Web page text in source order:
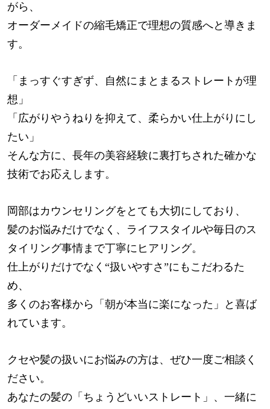
がら、
オーダーメイドの縮毛矯正で理想の質感へと導きま
す。
「まっすぐすぎず、自然にまとまるストレートが理
想」
「広がりやうねりを抑えて、柔らかい仕上がりにし
たい」
そんな方に、長年の美容経験に裏打ちされた確かな
技術でお応えします。
岡部はカウンセリングをとても大切にしており、
髪のお悩みだけでなく、ライフスタイルや毎日のス
タイリング事情まで丁寧にヒアリング。
仕上がりだけでなく“扱いやすさ”にもこだわるた
め、
多くのお客様から「朝が本当に楽になった」と喜ば
れています。
クセや髪の扱いにお悩みの方は、ぜひ一度ご相談く
ださい。
あなたの髪の「ちょうどいいストレート」、一緒に